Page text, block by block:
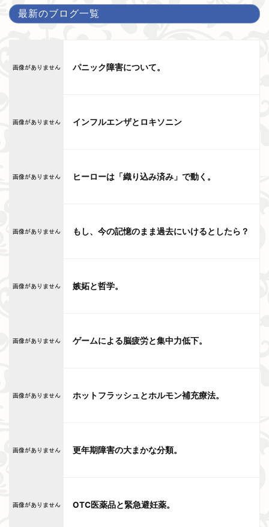
ゲ
ー
ョ
最新のブログ一覧
パニック障害について。
インフルエンザとロキソニン
ヒーローは「織り込み済み」で動く。
もし、今の記憶のまま過去にいけるとしたら？
嫉妬と哲学。
ゲームによる脳疲労と集中力低下。
ホットフラッシュとホルモン補充療法。
更年期障害の大まかな分類。
OTC医薬品と緊急避妊薬。